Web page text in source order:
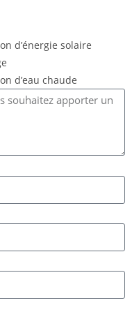
d’énergie solaire
d’eau chaude